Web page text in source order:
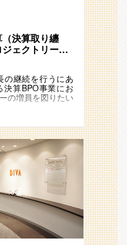
るメンバー下でス
もありますが、複
に集約してチー
・構造化すること
しやすい環境から
るため、経験を重
を高めていただく
職場には公認会計
験豊富な上司・先
のフォローを受け
定基盤）の環境で
の成長を続けて
主軸としたアウト
調に事業成長でき
億円・従業員数
2018年度：売上
上16億円、2020年
年度：売上25億円
スで事業成長を継
を活用）
ン＞
務を受託している
会計分野の専門性
ます。
んに聞けばわか
られる存在（スペ
めることが可能で
行うため、各チー
ー、さらにその統
キャリアプランを
。
性を発揮しお客様
、管理会計等の道
イドの経験も積み
ちの方は、マネジ
も可能です。
リット（未経験者
決算取り纏
ェクトリーダ
～／安定した
ップシェア
の継続を行うにあ
算BPO事業にお
の増員を図りたい
や開示資料作成、
を担当いただきま
決算業務のプロジ
クトリーダー候
担当いただきま
うことで業務効率
ェアード化)を担